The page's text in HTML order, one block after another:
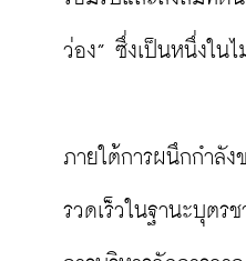
ว่อง” ซึ่งเป็นหนึ่งใน
ภายใต้การผนึกกำลัง
รวดเร็วในฐานะบุต